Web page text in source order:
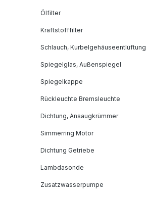
Ölfilter
Kraftstofffilter
Schlauch, Kurbelgehäuseentlüftung
Spiegelglas, Außenspiegel
Spiegelkappe
Rückleuchte Bremsleuchte
Dichtung, Ansaugkrümmer
Simmerring Motor
Dichtung Getriebe
Lambdasonde
Zusatzwasserpumpe